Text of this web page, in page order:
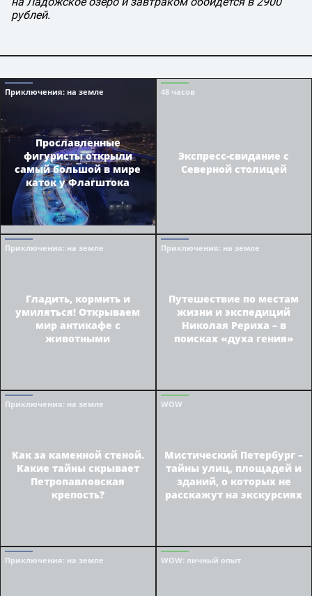
рублей.
Приключения: на земле
Прославленные
фигуристы открыли
самый большой в мире
каток у Флагштока
48 часов
Экспресс-свидание с
Северной столицей
Приключения: на земле
Гладить, кормить и
умиляться! Открываем
мир антикафе с
животными
Приключения: на земле
Путешествие по местам
жизни и экспедиций
Николая Рериха – в
поисках «духа гения»
Приключения: на земле
Как за каменной стеной.
Какие тайны скрывает
Петропавловская
крепость?
WOW
Мистический Петербург –
тайны улиц, площадей и
зданий, о которых не
расскажут на экскурсиях
Приключения: на земле WOW: личный опыт